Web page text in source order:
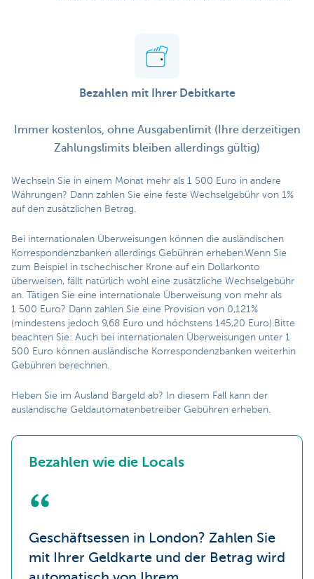
Bezahlen mit Ihrer Debitkarte
Immer kostenlos, ohne Ausgabenlimit (Ihre derzeitigen
Zahlungslimits bleiben allerdings gültig)
Wechseln Sie in einem Monat mehr als 1 500 Euro in andere
Währungen? Dann zahlen Sie eine feste Wechselgebühr von 1%
auf den zusätzlichen Betrag.
Bei internationalen Überweisungen können die ausländischen
Korrespondenzbanken allerdings Gebühren erheben.Wenn Sie
zum Beispiel in tschechischer Krone auf ein Dollarkonto
überweisen, fällt natürlich wohl eine zusätzliche Wechselgebühr
an. Tätigen Sie eine internationale Überweisung von mehr als
1 500 Euro? Dann zahlen Sie eine Provision von 0,121%
(mindestens jedoch 9,68 Euro und höchstens 145,20 Euro).Bitte
beachten Sie: Auch bei internationalen Überweisungen unter 1
500 Euro können ausländische Korrespondenzbanken weiterhin
Gebühren berechnen.
Heben Sie im Ausland Bargeld ab? In diesem Fall kann der
ausländische Geldautomatenbetreiber Gebühren erheben.
Bezahlen wie die Locals
Geschäftsessen in London? Zahlen Sie
mit Ihrer Geldkarte und der Betrag wird